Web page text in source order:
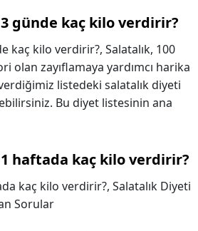
günde kaç kilo verdirir?
kaç kilo verdirir?, Salatalık, 100
olan zayıflamaya yardımcı harika
listedeki salatalık diyeti
Bu diyet listesinin ana
haftada kaç kilo verdirir?
kaç kilo verdirir?, Salatalık Diyeti
Sorular